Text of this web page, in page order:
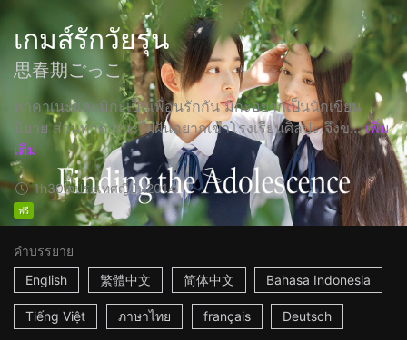
เกมส์รักวัยรุ่น
思春期ごっこ
ทาคาเนะและมิกะเป็นเพื่อนรักกัน มิกะอยากเป็นนักเขียน
นิยาย ส่วนทาคาเนะใฝ่ฝันอยากเข้าโรงเรียนศิลปะ จึงข... เพิ่ม
เติม
1h30mประเทศญี่ปุ่น2014
ฟรี
คำบรรยาย
English
繁體中文 简体中文 Bahasa Indonesia
Tiếng Việt ภาษาไทย français Deutsch